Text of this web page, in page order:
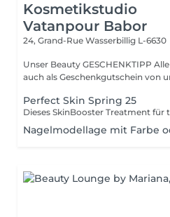
Kosmetikstudio
Vatanpour Babor
24, Grand-Rue Wasserbillig L-6630
Unser Beauty GESCHENKTIPP
auch als Geschenkgutschein von
Perfect Skin Spring 25
Nagelmodellage mit Farbe